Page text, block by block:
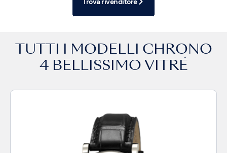
TUTTI I MODELLI CHRONO
4 BELLISSIMO VITRÉ